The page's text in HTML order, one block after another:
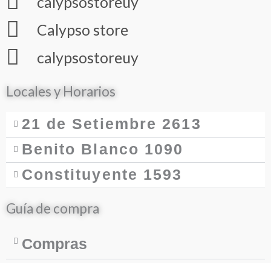
Calypso store
calypsostoreuy
Locales y Horarios
21 de Setiembre 2613
Benito Blanco 1090
Constituyente 1593
Guía de compra
Compras